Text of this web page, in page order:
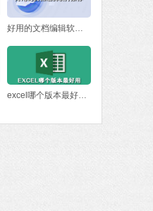
好用的文档编辑软件推荐
excel哪个版本最好用 excel版本下载